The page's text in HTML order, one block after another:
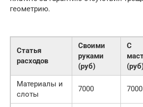
геометрию.
Статья
расходов
Своими
руками
(руб)
С
Материалы и
слоты
7000 7000